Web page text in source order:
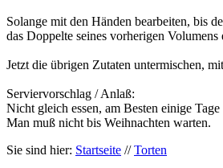
Solange mit den Händen bearbeiten, bis
das Doppelte seines vorherigen Volumens
Jetzt die übrigen Zutaten untermischen,
Serviervorschlag / Anlaß:
Nicht gleich essen, am Besten einige
Man muß nicht bis Weihnachten warten.
Sie sind hier: Startseite //Torten